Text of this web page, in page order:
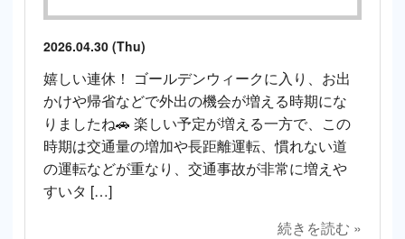
2026.04.30 (Thu)
嬉しい連休！ ゴールデンウィークに入り、お出
かけや帰省などで外出の機会が増える時期にな
りましたね🚗 楽しい予定が増える一方で、この
時期は交通量の増加や長距離運転、慣れない道
の運転などが重なり、交通事故が非常に増えや
すいタ […]
続きを読む »